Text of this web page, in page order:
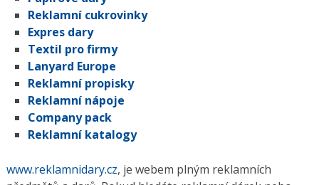
Reklamní cukrovinky
Expres dary
Textil pro firmy
Lanyard Europe
Reklamní propisky
Reklamní nápoje
Company pack
Reklamní katalogy
www.reklamnidary.cz, je webem plným reklamních